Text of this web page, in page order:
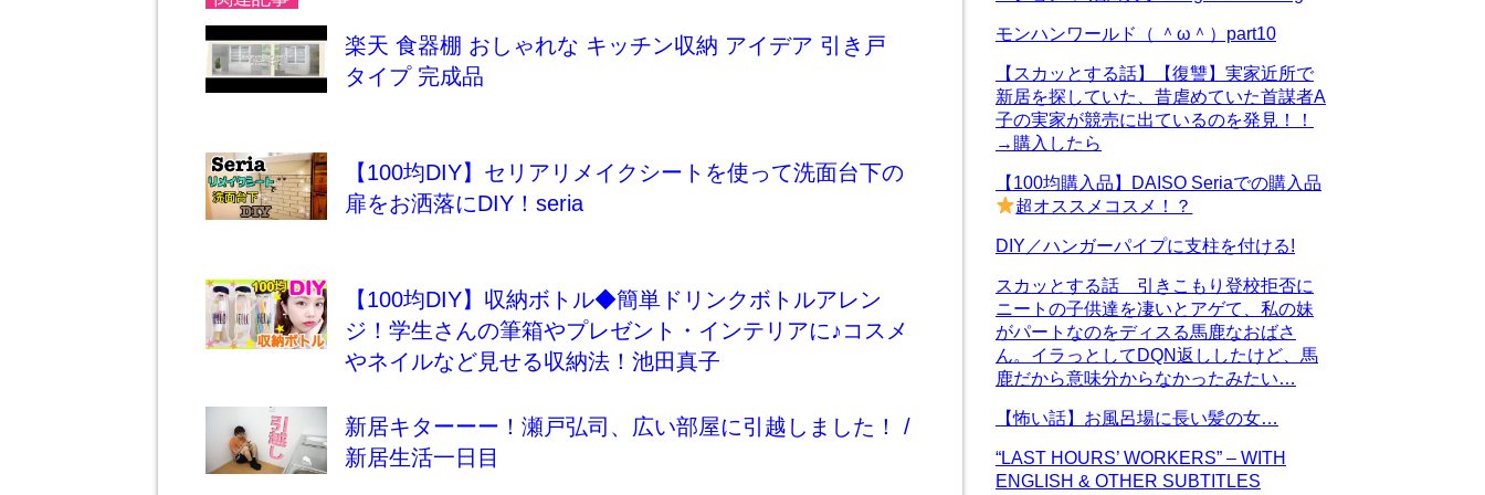
楽天 食器棚 おしゃれな キッチン収納 アイデア 引き戸
タイプ 完成品
【100均DIY】セリアリメイクシートを使って洗面台下の
扉をお洒落にDIY！seria
【100均DIY】収納ボトル◆簡単ドリンクボトルアレン
ジ！学生さんの筆箱やプレゼント・インテリアに♪コスメ
やネイルなど見せる収納法！池田真子
新居キターーー！瀬戸弘司、広い部屋に引越しました！ /
新居生活一日目
モンハンワールド（ ＾ω＾）part10
【スカッとする話】【復讐】実家近所で
新居を探していた、昔虐めていた首謀者A
子の実家が競売に出ているのを発見！！
→購入したら
【100均購入品】DAISO Seriaでの購入品
超オススメコスメ！？
DIY／ハンガーパイプに支柱を付ける!
スカッとする話 引きこもり登校拒否に
ニートの子供達を凄いとアゲて、私の妹
がパートなのをディスる馬鹿なおばさ
ん。イラっとしてDQN返ししたけど、馬
鹿だから意味分からなかったみたい…
【怖い話】お風呂場に長い髪の女…
“LAST HOURS’ WORKERS” – WITH
ENGLISH & OTHER SUBTITLES